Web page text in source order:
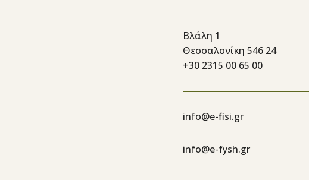
Βλάλη 1
Θεσσαλονίκη 546 24
+30 2315 00 65 00
info@e-fisi.gr
info@e-fysh.gr